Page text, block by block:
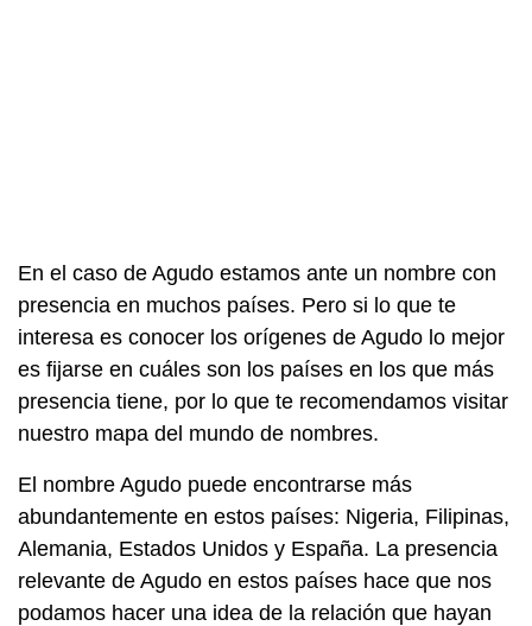
En el caso de Agudo estamos ante un nombre con
presencia en muchos países. Pero si lo que te
interesa es conocer los orígenes de Agudo lo mejor
es fijarse en cuáles son los países en los que más
presencia tiene, por lo que te recomendamos visitar
nuestro mapa del mundo de nombres.
El nombre Agudo puede encontrarse más
abundantemente en estos países: Nigeria, Filipinas,
Alemania, Estados Unidos y España. La presencia
relevante de Agudo en estos países hace que nos
podamos hacer una idea de la relación que hayan